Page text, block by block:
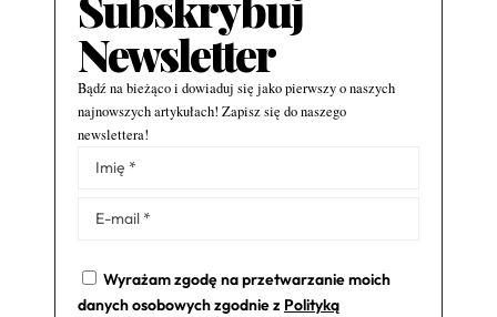
Newsletter
Bądź na bieżąco i dowiaduj się jako pierwszy o naszych
najnowszych artykułach! Zapisz się do naszego
newslettera!
Wyrażam zgodę na przetwarzanie moich
danych osobowych zgodnie z Polityką
Alternative: